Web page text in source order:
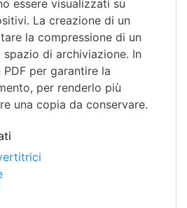
essere visualizzati su
La creazione di un
la compressione di un
di archiviazione. In
per garantire la
per renderlo più
una copia da conservare.